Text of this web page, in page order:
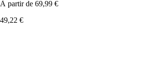
À partir de 69,99 €
49,22 €